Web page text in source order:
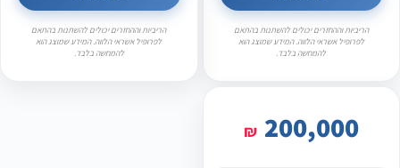
הריביות וההחזרים יכולים להשתנות בהתאם
לפרופיל אשראי הלווה. המידע שמוצג הוא
להמחשה בלבד.
הריביות וההחזרים יכולים להשתנות בהתאם
לפרופיל אשראי הלווה. המידע שמוצג הוא
להמחשה בלבד.
200,000
₪